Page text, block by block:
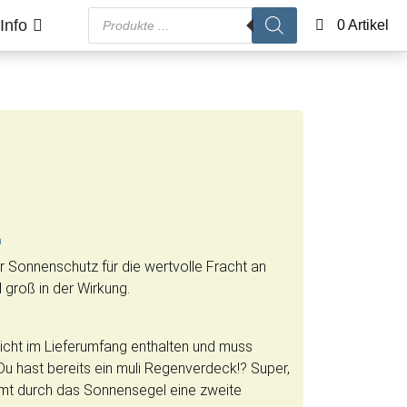
Info
Products search
0 Artikel
Sonnenschutz für die wertvolle Fracht an
in der Wirkung.
im Lieferumfang enthalten und muss
hast bereits ein muli Regenverdeck!? Super,
durch das Sonnensegel eine zweite